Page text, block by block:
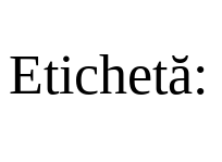
Etichetă: